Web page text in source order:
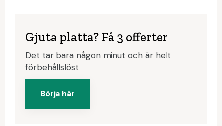
Gjuta platta? Få 3 offerter
Det tar bara någon minut och är helt
förbehållslöst
Börja här